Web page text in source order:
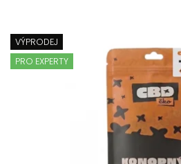
VÝPRODEJ
PRO EXPERTY